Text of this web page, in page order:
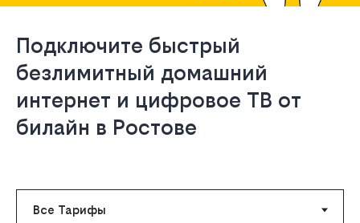
Подключите быстрый
безлимитный домашний
интернет и цифровое ТВ от
билайн в Ростове